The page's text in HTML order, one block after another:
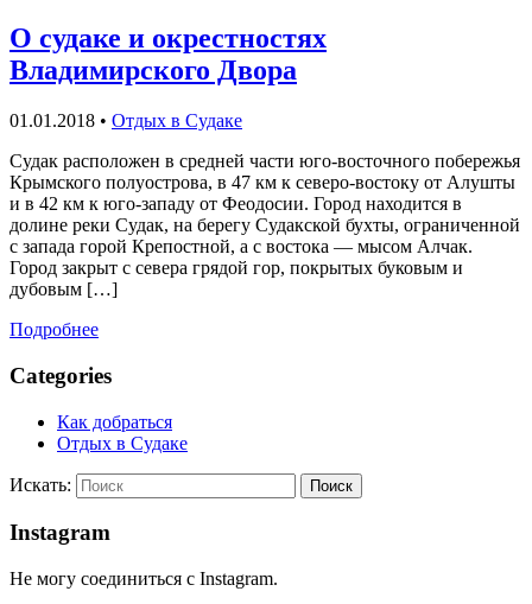
О судаке и окрестностях
Владимирского Двора
01.01.2018 • Отдых в Судаке
Судак расположен в средней части юго-восточного побережья
Крымского полуострова, в 47 км к северо-востоку от Алушты
и в 42 км к юго-западу от Феодосии. Город находится в
долине реки Судак, на берегу Судакской бухты, ограниченной
с запада горой Крепостной, а с востока — мысом Алчак.
Город закрыт с севера грядой гор, покрытых буковым и
дубовым […]
Подробнее
Categories
Как добраться
Отдых в Судаке
Искать: Поиск
Instagram
Не могу соединиться с Instagram.